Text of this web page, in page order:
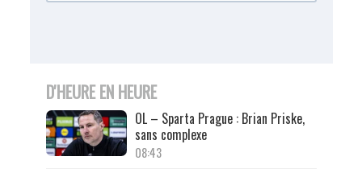
D'HEURE EN HEURE
OL – Sparta Prague : Brian Priske,
sans complexe
08:43